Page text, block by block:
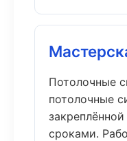
Потолочные
потолочные
сроками.